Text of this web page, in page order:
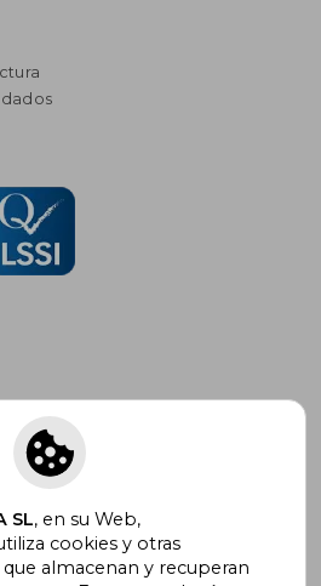
recibir ofertas y
SL, en su Web,
cookies y otras
almacenan y recuperan